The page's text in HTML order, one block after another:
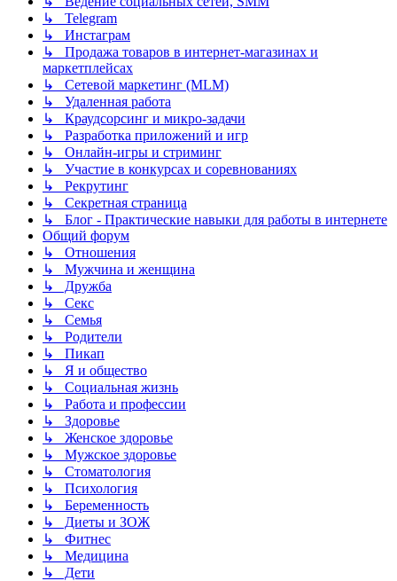
↳ Telegram
↳ Инстаграм
↳ Продажа товаров в интернет-магазинах и
маркетплейсах
↳ Сетевой маркетинг (MLM)
↳ Удаленная работа
↳ Краудсорсинг и микро-задачи
↳ Разработка приложений и игр
↳ Онлайн-игры и стриминг
↳ Участие в конкурсах и соревнованиях
↳ Рекрутинг
↳ Секретная страница
↳ Блог - Практические навыки для работы в интернете
Общий форум
↳ Отношения
↳ Мужчина и женщина
↳ Дружба
↳ Секс
↳ Семья
↳ Родители
↳ Пикап
↳ Я и общество
↳ Социальная жизнь
↳ Работа и профессии
↳ Здоровье
↳ Женское здоровье
↳ Мужское здоровье
↳ Стоматология
↳ Психология
↳ Беременность
↳ Диеты и ЗОЖ
↳ Фитнес
↳ Медицина
↳ Дети